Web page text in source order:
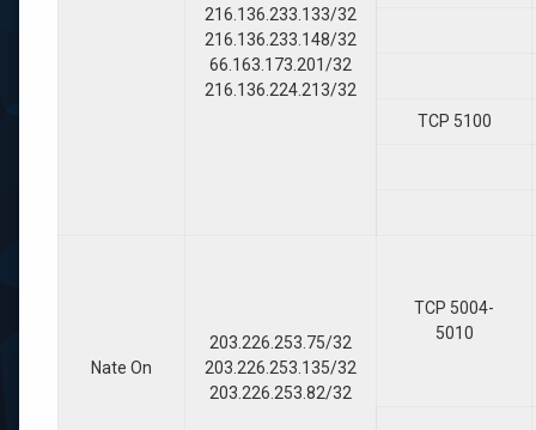
216.136.233.133/32
216.136.233.148/32
66.163.173.201/32
216.136.224.213/32
TCP 5100
Nate On
203.226.253.75/32
203.226.253.135/32
203.226.253.82/32
TCP 5004-
5010